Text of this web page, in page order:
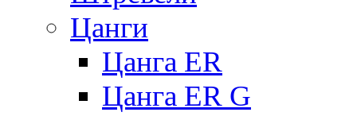
Цанги
Цанга ER
Цанга ER G